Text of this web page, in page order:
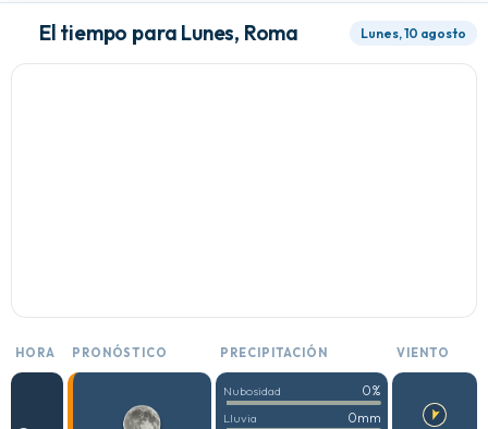
El tiempo para Lunes, Roma Lunes, 10 agosto
HORA PRONÓSTICO PRECIPITACIÓN VIENTO
Nubosidad 0%
Lluvia 0mm